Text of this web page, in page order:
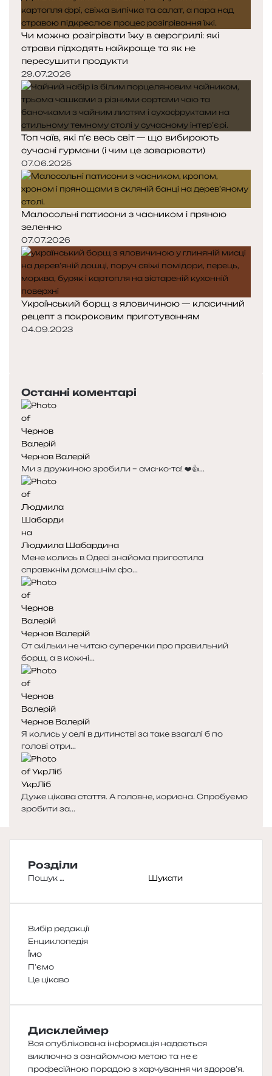
Чи можна розігрівати їжу в аерогрилі: які
страви підходять найкраще та як не
пересушити продукти
29.07.2026
Топ чаїв, які п’є весь світ — що вибирають
сучасні гурмани (і чим це заварювати)
07.06.2025
Малосольні патисони з часником і пряною
зеленню
07.07.2026
Український борщ з яловичиною — класичний
рецепт з покроковим приготуванням
04.09.2023
Останні коментарі
Чернов Валерій
Ми з дружиною зробили – сма-ко-та! ❤️👍...
Людмила Шабардина
Мене колись в Одесі знайома пригостила
справжнім домашнім фо...
Чернов Валерій
От скільки не читаю суперечки про правильний
борщ, а в кожні...
Чернов Валерій
Я колись у селі в дитинстві за таке взагалі б по
голові отри...
УкрЛіб
Дуже цікава стаття. А головне, корисна. Спробуємо
зробити за...
Розділи
Пошук:
Вибір редакції
Енциклопедія
Їмо
П'ємо
Це цікаво
Дисклеймер
Вся опублікована інформація надається
виключно з ознайомчою метою та не є
професійною порадою з харчування чи здоров’я.